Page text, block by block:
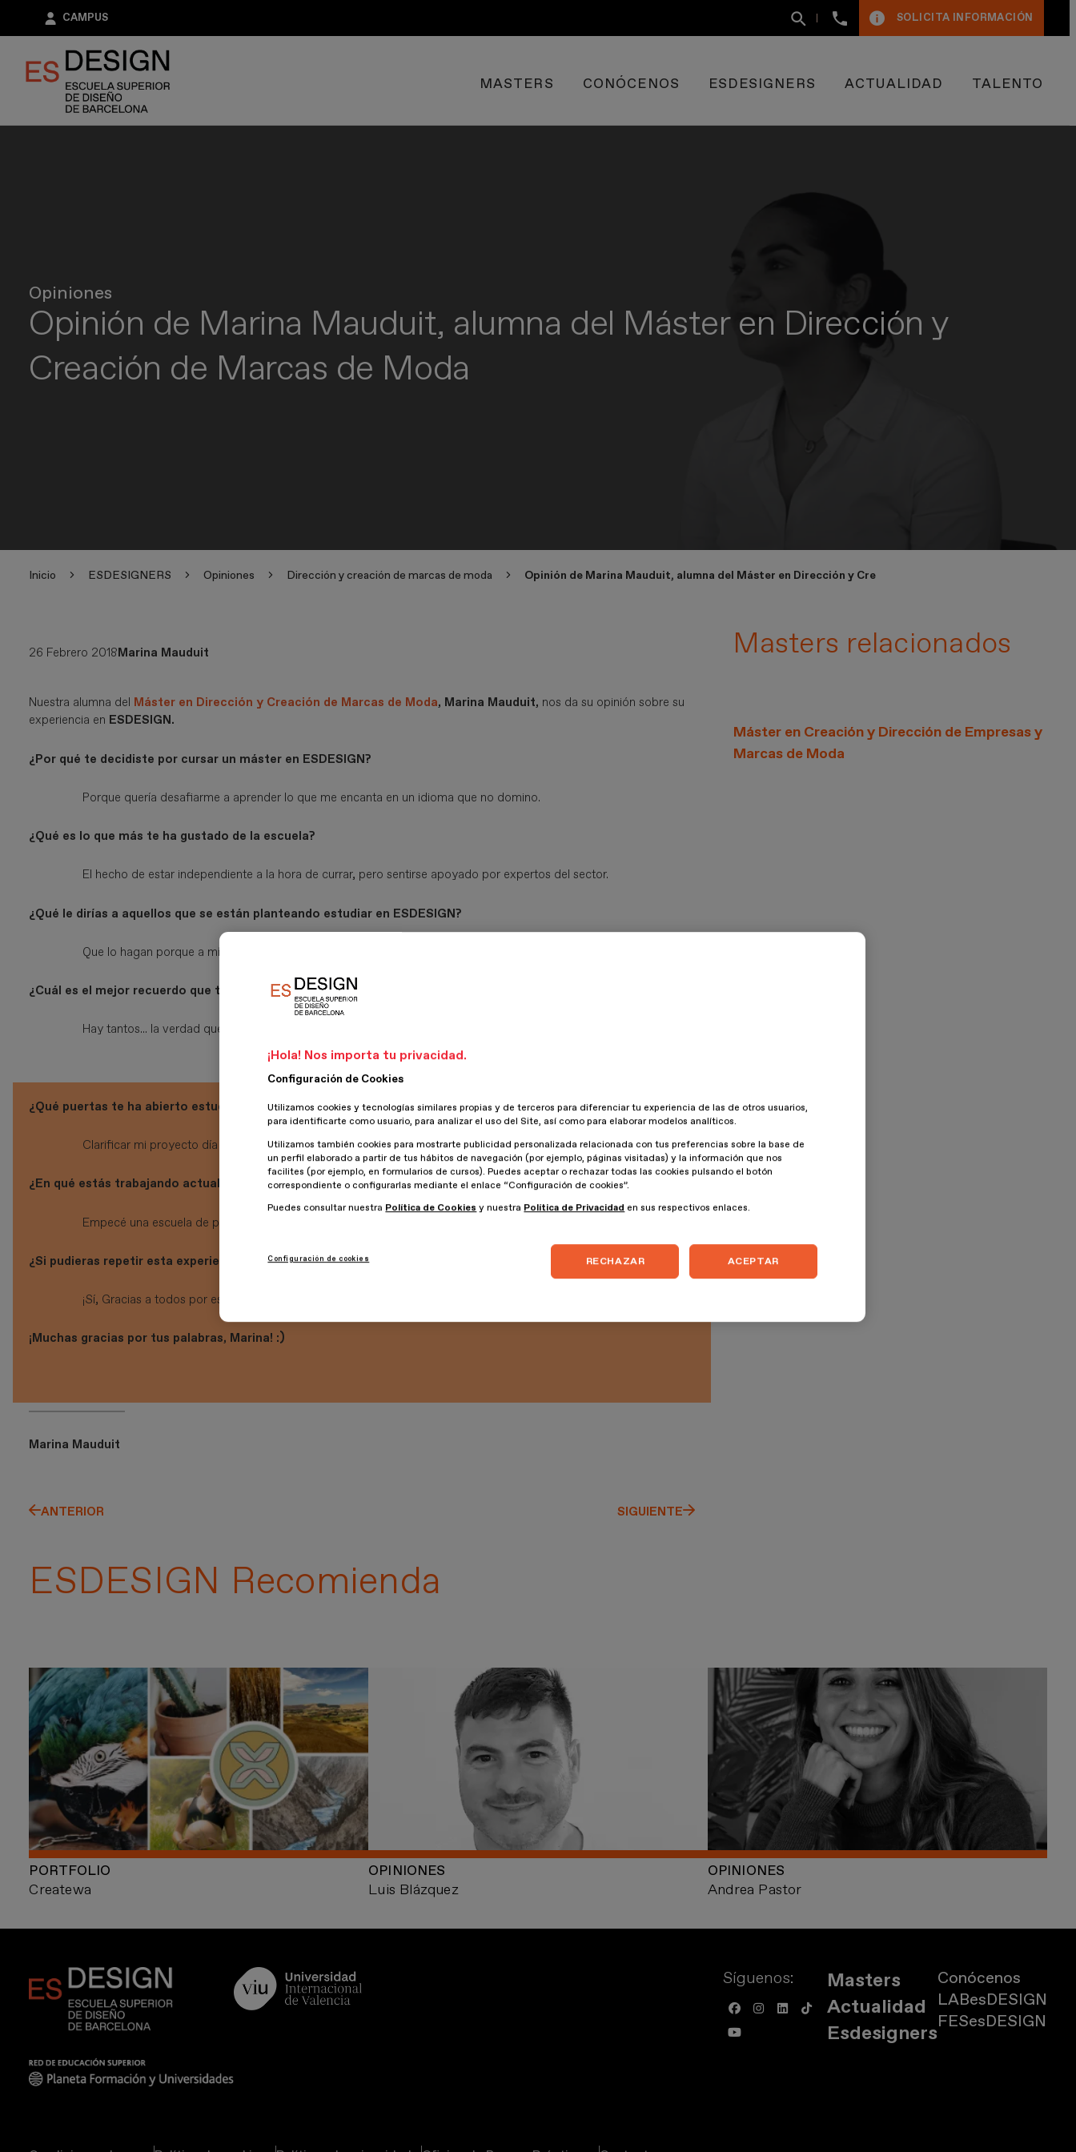
principal
CAMPUS +34
93
SOLICITA INFORMACIÓN
MASTERS CONÓCENOS ESDESIGNERS ACTUALIDAD TALENTO
Opiniones
Opinión de Marina Mauduit, alumna del Máster en Dirección y
Creación de Marcas de Moda
Inicio ESDESIGNERS Opiniones Dirección y creación de marcas de moda Opinión de Marina Mauduit, alumna del Máster en Dirección y Creación de Marcas de Moda
26 Febrero 2018Marina Mauduit
Nuestra alumna del Máster en Dirección y Creación de Marcas de Moda, Marina Mauduit, nos da su opinión sobre su
experiencia en ESDESIGN.
¿Por qué te decidiste por cursar un máster en ESDESIGN?
Porque quería desafiarme a aprender lo que me encanta en un idioma que no domino.
¿Qué es lo que más te ha gustado de la escuela?
El hecho de estar independiente a la hora de currar, pero sentirse apoyado por expertos del sector.
¿Qué le dirías a aquellos que se están planteando estudiar en ESDESIGN?
Que lo hagan porque a mí me dio un booster increíble sobre mi proyecto.
¿Cuál es el mejor recuerdo que te llevas de esta experiencia?
Hay tantos... la verdad que el hecho de concentrase en cada detalles fue preciosos.
¿Qué puertas te ha abierto estudiar en ESDESIGN?
Clarificar mi proyecto día a día con consejos preciosos.
¿En qué estás trabajando actualmente? ¿En qué proyectos estás involucrado?
Empecé una escuela de patronaje para seguir el aprendizaje.
¿Si pudieras repetir esta experiencia, lo harías?
¡Sí, Gracias a todos por este año!
¡Muchas gracias por tus palabras, Marina! :)
Marina Mauduit
ANTERIOR SIGUIENTE
Masters relacionados
Máster en Creación y Dirección de Empresas y
Marcas de Moda
ESDESIGN Recomienda
Createwa
PORTFOLIO
Luis Blázquez
OPINIONES
Andrea Pastor
OPINIONES
Síguenos:
Masters
Actualidad
Esdesigners
Conócenos
LABesDESIGN
FESesDESIGN
¡Hola! Nos importa tu privacidad.
Configuración de Cookies
Utilizamos cookies y tecnologías similares propias y de terceros para diferenciar tu experiencia de las de otros usuarios,
para identificarte como usuario, para analizar el uso del Site, así como para elaborar modelos analíticos.
Utilizamos también cookies para mostrarte publicidad personalizada relacionada con tus preferencias sobre la base de
un perfil elaborado a partir de tus hábitos de navegación (por ejemplo, páginas visitadas) y la información que nos
facilites (por ejemplo, en formularios de cursos). Puedes aceptar o rechazar todas las cookies pulsando el botón
correspondiente o configurarlas mediante el enlace “Configuración de cookies”.
Puedes consultar nuestra Política de Cookies y nuestra Política de Privacidad en sus respectivos enlaces.
Configuración de cookies RECHAZAR ACEPTAR